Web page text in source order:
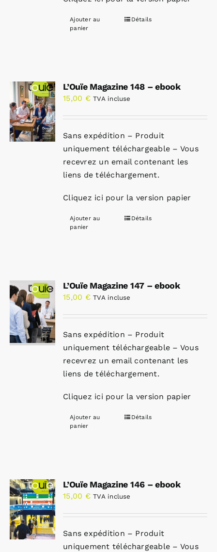
Ajouter au
panier
Détails
L’Ouïe Magazine 148 – ebook
15,00 € TVA incluse
Sans expédition – Produit
uniquement téléchargeable – Vous
recevrez un email contenant les
liens de téléchargement.
Cliquez ici pour la version papier
Ajouter au
panier
Détails
L’Ouïe Magazine 147 – ebook
15,00 € TVA incluse
Sans expédition – Produit
uniquement téléchargeable – Vous
recevrez un email contenant les
liens de téléchargement.
Cliquez ici pour la version papier
Ajouter au
panier
Détails
L’Ouïe Magazine 146 – ebook
15,00 € TVA incluse
Sans expédition – Produit
uniquement téléchargeable – Vous